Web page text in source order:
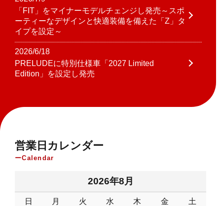
営業日カレンダー
Calendar
2026年8月
日 月 火 水 木 金 土